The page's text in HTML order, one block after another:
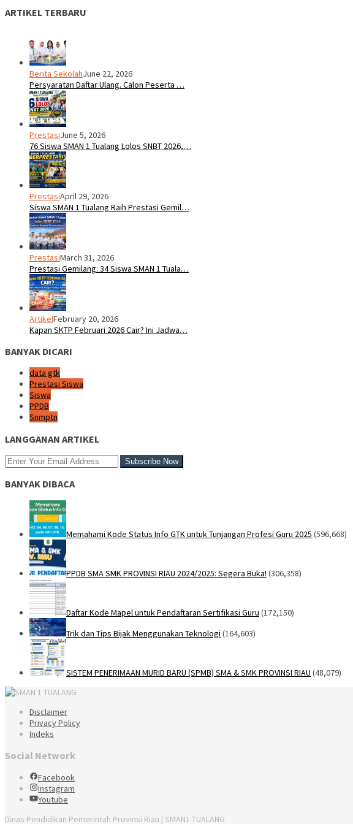
ARTIKEL TERBARU
Berita SekolahJune 22, 2026
Persyaratan Daftar Ulang. Calon Peserta …
PrestasiJune 5, 2026
76 Siswa SMAN 1 Tualang Lolos SNBT 2026,…
PrestasiApril 29, 2026
Siswa SMAN 1 Tualang Raih Prestasi Gemil…
PrestasiMarch 31, 2026
Prestasi Gemilang: 34 Siswa SMAN 1 Tuala…
ArtikelFebruary 20, 2026
Kapan SKTP Februari 2026 Cair? Ini Jadwa…
BANYAK DICARI
data gtk
Prestasi Siswa
Siswa
PPDB
Snmptn
LANGGANAN ARTIKEL
BANYAK DIBACA
Memahami Kode Status Info GTK untuk Tunjangan Profesi Guru 2025 (596,668)
PPDB SMA SMK PROVINSI RIAU 2024/2025: Segera Buka! (306,358)
Daftar Kode Mapel untuk Pendaftaran Sertifikasi Guru (172,150)
Trik dan Tips Bijak Menggunakan Teknologi (164,603)
SISTEM PENERIMAAN MURID BARU (SPMB) SMA & SMK PROVINSI RIAU (48,079)
Disclaimer
Privacy Policy
Indeks
Social Network
Facebook
Instagram
Youtube
Dinas Pendidikan Pemerintah Provinsi Riau | SMAN1 TUALANG